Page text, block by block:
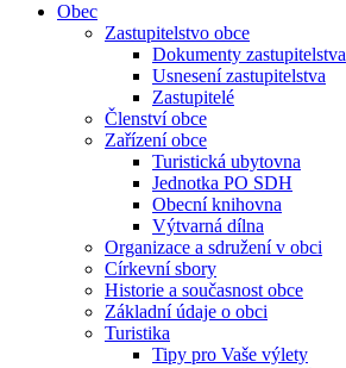
Obec
Zastupitelstvo obce
Dokumenty zastupitelstva
Usnesení zastupitelstva
Zastupitelé
Členství obce
Zařízení obce
Turistická ubytovna
Jednotka PO SDH
Obecní knihovna
Výtvarná dílna
Organizace a sdružení v obci
Církevní sbory
Historie a současnost obce
Základní údaje o obci
Turistika
Tipy pro Vaše výlety